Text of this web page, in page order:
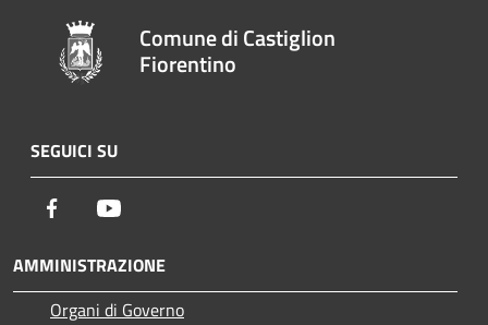
Comune di Castiglion
Fiorentino
SEGUICI SU
Facebook
AMMINISTRAZIONE
Organi di Governo